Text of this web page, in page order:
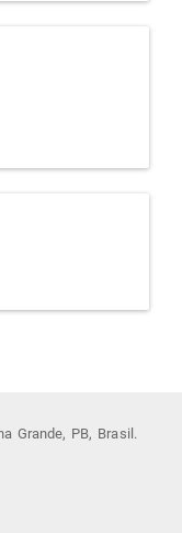
Grande, PB, Brasil.